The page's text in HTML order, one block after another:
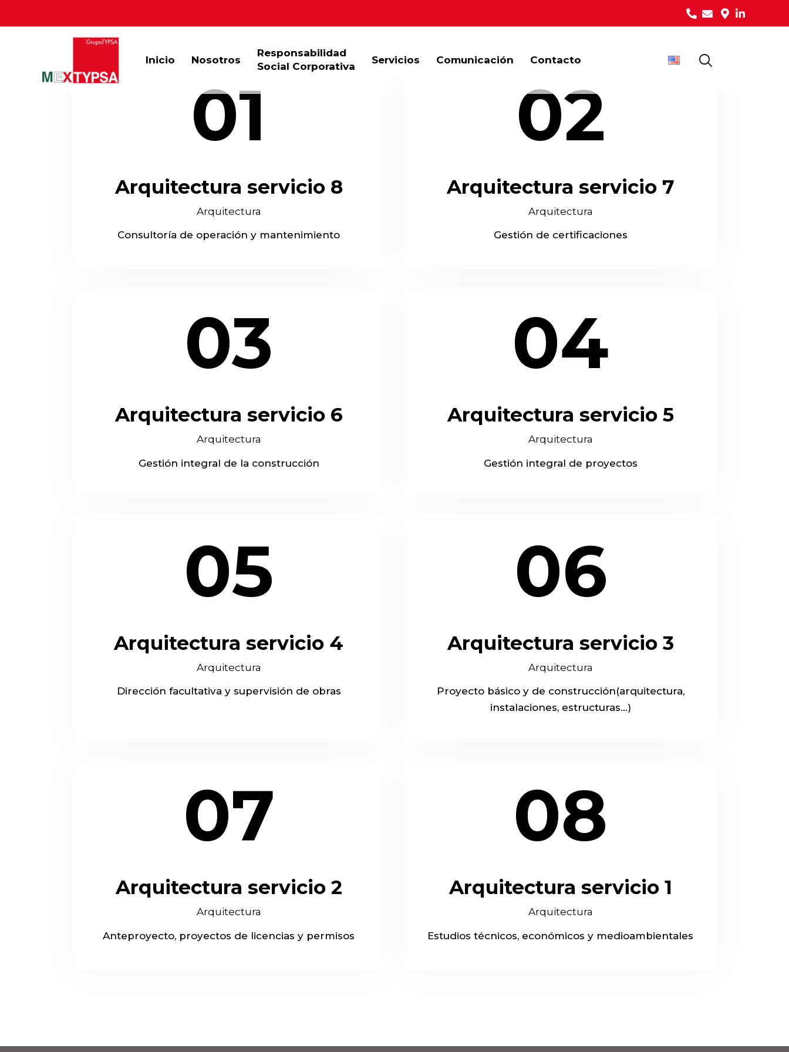
Inicio Nosotros
Responsabilidad
Social Corporativa
Servicios Comunicación Contacto
01
Arquitectura servicio 8
Arquitectura
Consultoría de operación y mantenimiento
02
Arquitectura servicio 7
Arquitectura
Gestión de certificaciones
03
Arquitectura servicio 6
Arquitectura
Gestión integral de la construcción
04
Arquitectura servicio 5
Arquitectura
Gestión integral de proyectos
05
Arquitectura servicio 4
Arquitectura
Dirección facultativa y supervisión de obras
06
Arquitectura servicio 3
Arquitectura
Proyecto básico y de construcción(arquitectura,
instalaciones, estructuras…)
07
Arquitectura servicio 2
Arquitectura
Anteproyecto, proyectos de licencias y permisos
08
Arquitectura servicio 1
Arquitectura
Estudios técnicos, económicos y medioambientales